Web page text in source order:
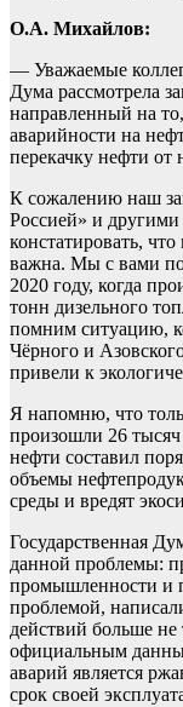
О.А. Михайлов:
— Уважаемые
Дума рассмотрела
направленный на
аварийности на
перекачку нефти
К сожалению наш
Россией» и
констатировать,
важна. Мы с вами
2020 году, когда
тонн дизельного
помним ситуацию,
Чёрного и
привели к
Я напомню, что
произошли 26
нефти составил
объемы
среды и вредят
Государственная
данной проблемы:
промышленности и
проблемой,
действий больше не
официальным
аварий является
срок своей